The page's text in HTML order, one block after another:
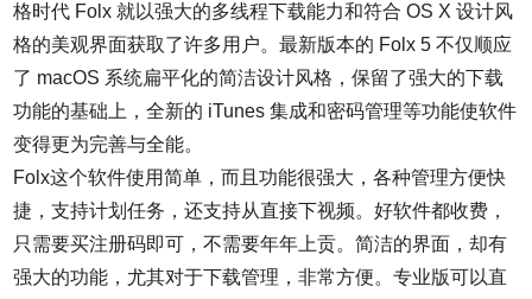
格时代 Folx 就以强大的多线程下载能力和符合 OS X 设计风
格的美观界面获取了许多用户。最新版本的 Folx 5 不仅顺应
了 macOS 系统扁平化的简洁设计风格，保留了强大的下载
功能的基础上，全新的 iTunes 集成和密码管理等功能使软件
变得更为完善与全能。
Folx这个软件使用简单，而且功能很强大，各种管理方便快
捷，支持计划任务，还支持从直接下视频。好软件都收费，
只需要买注册码即可，不需要年年上贡。简洁的界面，却有
强大的功能，尤其对于下载管理，非常方便。专业版可以直